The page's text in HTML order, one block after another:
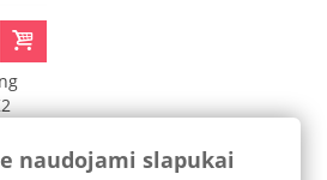
naudojami slapukai